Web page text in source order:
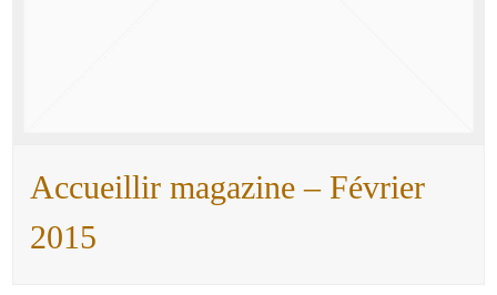
Accueillir magazine – Février
2015